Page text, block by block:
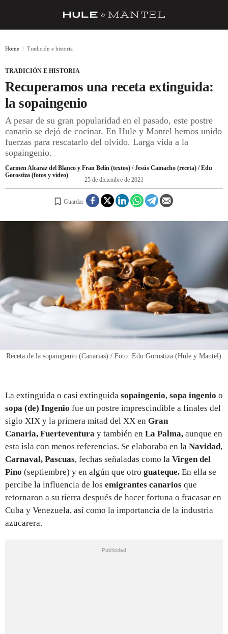
BARRAS Y ESTRELLAS
DÓNDE COMER
CUADERNO DE VIAJE
TRADICIÓN
MENÚ DEL DÍA
REGISTRO
INICIAR SESIÓN
Home Tradición e historia
TRADICIÓN E HISTORIA
Recuperamos una receta extinguida:
la sopaingenio
A pesar de su gran popularidad en el pasado, este postre
canario se dejó de cocinar. En Hule y Mantel hemos unido
fuerzas para rescatarlo del olvido. Larga vida a la
sopaingenio.
Carmen Alcaraz del Blanco y Fran Belín (textos) / Jesús Camacho (receta) / Edu
Gorostiza (fotos y vídeo)
25 de diciembre de 2021
Guardar
Receta de la sopaingenio (Canarias) / Foto: Edu Gorostiza (Hule y Mantel)
La extinguida o casi extinguida sopaingenio, sopa ingenio o
sopa (de) Ingenio fue un postre imprescindible a finales del
siglo XIX y la primera mitad del XX en Gran
Canaria, Fuerteventura y también en La Palma, aunque en
esta isla con menos referencias. Se elaboraba en la Navidad,
Carnaval, Pascuas, fechas señaladas como la Virgen del
Pino (septiembre) y en algún que otro guateque. En ella se
percibe la influencia de los emigrantes canarios que
retornaron a su tierra después de hacer fortuna o fracasar en
Cuba y Venezuela, así como la importancia de la industria
azucarera.